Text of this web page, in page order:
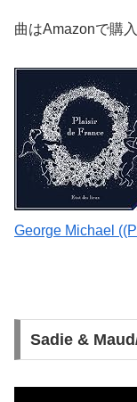
曲はAmazonで購
George Michael
Sadie &